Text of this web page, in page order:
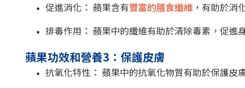
促進消化： 蘋果含有豐富的膳食纖維 ，有助於消
排毒作用： 蘋果中的纖維有助於清除毒素，促進
蘋果功效和營養3：保護皮膚
抗氧化特性： 蘋果中的抗氧化物質有助於保護皮